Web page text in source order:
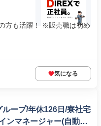
方も活躍！ ※販売職は初め
気になる
ループ/年休126日/寮社宅
ンマネージャー(自動車/